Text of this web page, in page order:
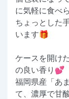
に気軽に食べ
ちょっとした
います🎁
ケースを開け
の良い香り💕
福岡県産「あ
て、濃厚で甘